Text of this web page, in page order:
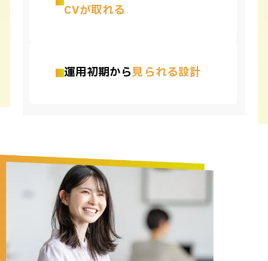
CVが取れる
運用初期から見られる設計